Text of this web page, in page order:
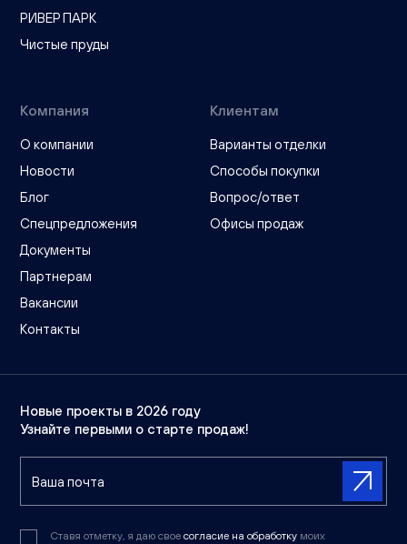
РИВЕР ПАРК
Чистые пруды
Компания
О компании
Новости
Блог
Спецпредложения
Документы
Партнерам
Вакансии
Контакты
Клиентам
Варианты отделки
Способы покупки
Вопрос/ответ
Офисы продаж
Новые проекты в 2026 году
Узнайте первыми о старте продаж!
Ставя отметку, я даю свое согласие на обработку моих